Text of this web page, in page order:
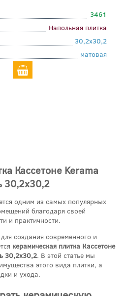
3461
Напольная плитка
30,2x30,2
матовая
Кассетоне Kerama
30,2x30,2
одним из самых популярных
благодаря своей
и практичности.
создания современного и
керамическая плитка Кассетоне
30,2x30,2. В этой статье мы
этого вида плитки, а
и ухода.